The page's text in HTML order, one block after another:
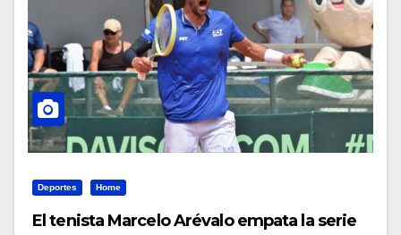
Deportes Home
El tenista Marcelo Arévalo empata la serie